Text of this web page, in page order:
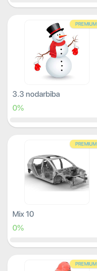
PREMIUM
3.3 nodarbība
0%
PREMIUM
Mix 10
0%
PREMIUM